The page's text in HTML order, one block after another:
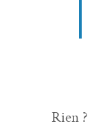
Rien ?